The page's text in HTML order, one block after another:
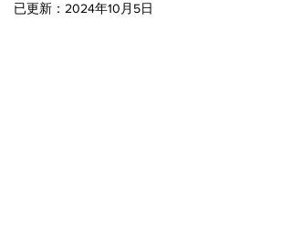
已更新： 2024年10月5日